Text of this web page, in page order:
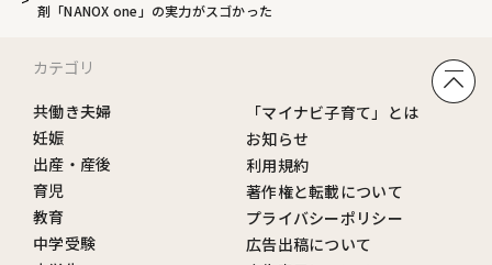
剤「NANOX one」の実力がスゴかった
カテゴリ
共働き夫婦
妊娠
出産・産後
育児
教育
中学受験
「マイナビ子育て」とは
お知らせ
利用規約
著作権と転載について
プライバシーポリシー
広告出稿について